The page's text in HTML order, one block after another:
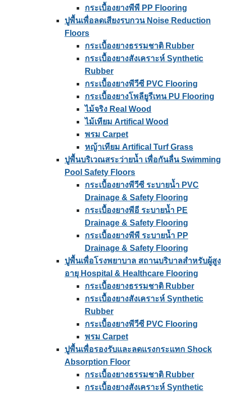
กระเบื้องยางพีพี PP Flooring
ปูพื้นเพื่อลดเสียงรบกวน Noise Reduction
Floors
กระเบื้องยางธรรมชาติ Rubber
กระเบื้องยางสังเคราะห์ Synthetic
Rubber
กระเบื้องยางพีวีซี PVC Flooring
กระเบื้องยางโพลียูรีเทน PU Flooring
ไม้จริง Real Wood
ไม้เทียม Artifical Wood
พรม Carpet
หญ้าเทียม Artifical Turf Grass
ปูพื้นบริเวณสระว่ายน้ำ เพื่อกันลื่น Swimming
Pool Safety Floors
กระเบื้องยางพีวีซี ระบายน้ำ PVC
Drainage & Safety Flooring
กระเบื้องยางพีอี ระบายน้ำ PE
Drainage & Safety Flooring
กระเบื้องยางพีพี ระบายน้ำ PP
Drainage & Safety Flooring
ปูพื้นเพื่อโรงพยาบาล สถานบริบาลสำหรับผู้สูง
อายุ Hospital & Healthcare Flooring
กระเบื้องยางธรรมชาติ Rubber
กระเบื้องยางสังเคราะห์ Synthetic
Rubber
กระเบื้องยางพีวีซี PVC Flooring
พรม Carpet
ปูพื้นเพื่อรองรับและลดแรงกระแทก Shock
Absorption Floor
กระเบื้องยางธรรมชาติ Rubber
กระเบื้องยางสังเคราะห์ Synthetic